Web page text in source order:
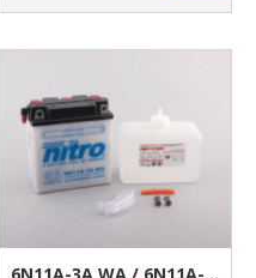
6N11A-3A WA / 6N11A-